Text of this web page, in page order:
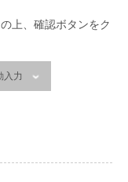
上、 確認ボタンをク
入力